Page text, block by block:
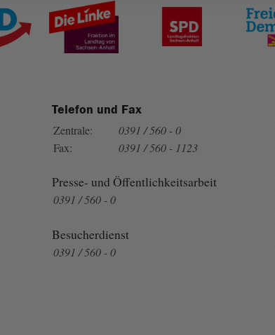
Telefon und Fax
Zentrale:
0391 / 560 - 0
Fax:
0391 / 560 - 1123
Presse- und Öffentlichkeitsarbeit
0391 / 560 - 0
Besucherdienst
0391 / 560 - 0